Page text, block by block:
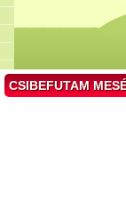
CSIBEFUTAM